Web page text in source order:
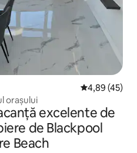
Scor mediu
4,89 (45)
orașului
excelente de
de Blackpool
Beach